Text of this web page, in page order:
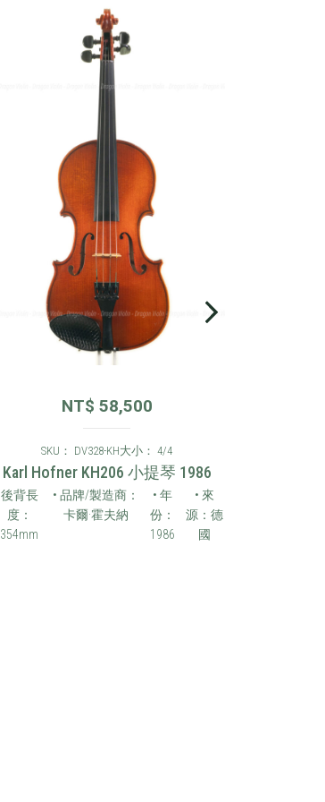
NT$ 58,500
SKU： DV328-KH大小： 4/4
Karl Hofner KH206 小提琴 1986
後背長
度：
354mm
• 品牌/製造商：
卡爾·霍夫納
• 年
份：
1986
• 來
源：德
國